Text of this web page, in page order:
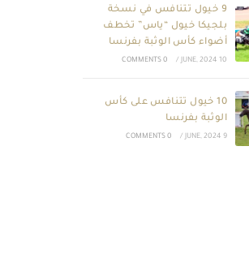
9 خيول تتنافس في نسخة
بلجيكا خيول “ياس” تخطف
أضواء كأس الوثبة بفرنسا
10 JUNE, 2024
/
0 COMMENTS
10 خيول تتنافس على كأس
الوثبة بفرنسا
9 JUNE, 2024
/
0 COMMENTS